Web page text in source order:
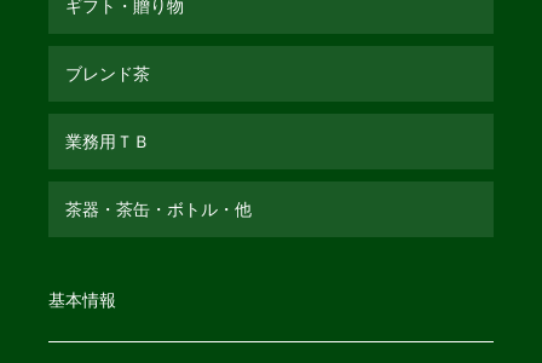
ギフト・贈り物
ブレンド茶
業務用ＴＢ
茶器・茶缶・ボトル・他
基本情報